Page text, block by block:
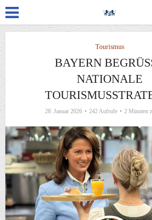
Tourismus
BAYERN
ATIONALE T
28. Januar 2026 242 Aufrufe 2 Minuten